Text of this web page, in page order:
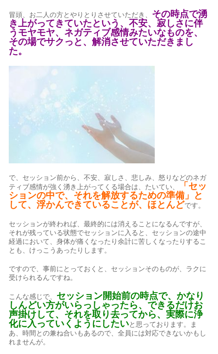
冒頭、お二人の方とやりとりさせていただき、 その時点で湧
き上がってきていたという、不安、寂しさに伴
うモヤモヤ、ネガティブ感情みたいなものを、
その場でサクっと、解消させていただきまし
た。
で、セッション前から、不安、寂しさ、悲しみ、怒りなどのネガ
ティブ感情が強く湧き上がってくる場合は、たいてい、
「セッ
ションの中で、それを解放するための準備」と
して、浮かんできていることが、ほとんどです。
セッションが終われば、最終的には消えることになるんですが、
それが残っている状態でセッションに入ると、セッションの途中
経過において、身体が痛くなったり余計に苦しくなったりするこ
とも、けっこうあったりします。
ですので、事前にとっておくと、セッションそのものが、ラクに
受けられるんですね。
こんな感じで、 セッション開始前の時点で、かなり
しんどい方がいらっしゃったら、できるだけお
声掛けして、それを取り去ってから、実際に浄
化に入っていくようにしたいと思っております。ま
あ、時間との兼ね合いもあるので、全員には対応できないかもし
れませんが。